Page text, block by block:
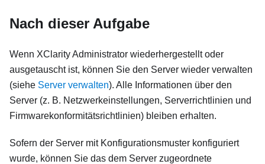
Nach dieser Aufgabe
Wenn XClarity Administrator wiederhergestellt oder
ausgetauscht ist, können Sie den Server wieder verwalten
(siehe Server verwalten). Alle Informationen über den
Server (z. B. Netzwerkeinstellungen, Serverrichtlinien und
Firmwarekonformitätsrichtlinien) bleiben erhalten.
Sofern der Server mit Konfigurationsmuster konfiguriert
wurde, können Sie das dem Server zugeordnete